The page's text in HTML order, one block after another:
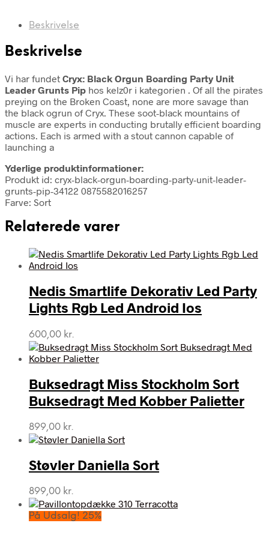
Beskrivelse
Beskrivelse
Vi har fundet Cryx: Black Orgun Boarding Party Unit
Leader Grunts Pip hos kelz0r i kategorien . Of all the pirates
preying on the Broken Coast, none are more savage than
the black ogrun of Cryx. These soot-black mountains of
muscle are experts in conducting brutally efficient boarding
actions. Each is armed with a stout cannon capable of
launching a
Yderlige produktinformationer:
Produkt id: cryx-black-orgun-boarding-party-unit-leader-
grunts-pip-34122 0875582016257
Farve: Sort
Relaterede varer
Nedis Smartlife Dekorativ Led Party
Lights Rgb Led Android Ios
600,00 kr.
Buksedragt Miss Stockholm Sort
Buksedragt Med Kobber Palietter
899,00 kr.
Støvler Daniella Sort
899,00 kr.
På Udsalg! 25%